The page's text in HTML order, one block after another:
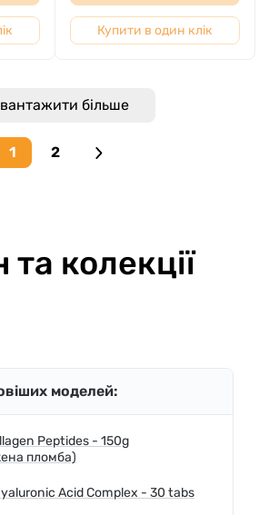
Купити в один клік
більше
1 2
Next page
та колекції
моделей:
Peptides - 150g
пломба)
Acid Complex - 30 tabs